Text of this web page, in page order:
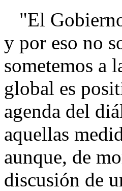
"El
y por eso no
sometemos a
global es
agenda del
aquellas
aunque, de
discusión de